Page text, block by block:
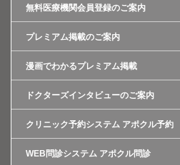
無料医療機関会員登録のご案内
プレミアム掲載のご案内
漫画でわかるプレミアム掲載
ドクターズインタビューのご案内
クリニック予約システム アポクル予約
WEB問診システム アポクル問診